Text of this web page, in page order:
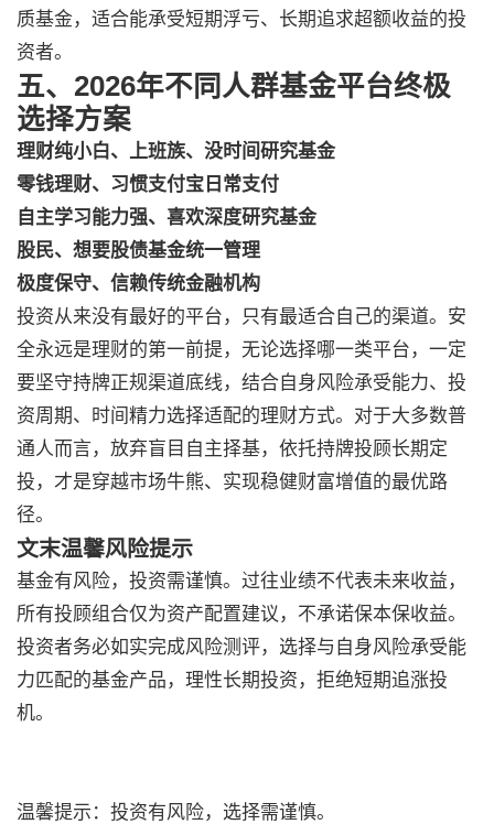
质基金，适合能承受短期浮亏、长期追求超额收益的投
资者。
五、2026年不同人群基金平台终极
选择方案
理财纯小白、上班族、没时间研究基金
零钱理财、习惯支付宝日常支付
自主学习能力强、喜欢深度研究基金
股民、想要股债基金统一管理
极度保守、信赖传统金融机构
投资从来没有最好的平台，只有最适合自己的渠道。安
全永远是理财的第一前提，无论选择哪一类平台，一定
要坚守持牌正规渠道底线，结合自身风险承受能力、投
资周期、时间精力选择适配的理财方式。对于大多数普
通人而言，放弃盲目自主择基，依托持牌投顾长期定
投，才是穿越市场牛熊、实现稳健财富增值的最优路
径。
文末温馨风险提示
基金有风险，投资需谨慎。过往业绩不代表未来收益，
所有投顾组合仅为资产配置建议，不承诺保本保收益。
投资者务必如实完成风险测评，选择与自身风险承受能
力匹配的基金产品，理性长期投资，拒绝短期追涨投
机。
温馨提示：投资有风险，选择需谨慎。